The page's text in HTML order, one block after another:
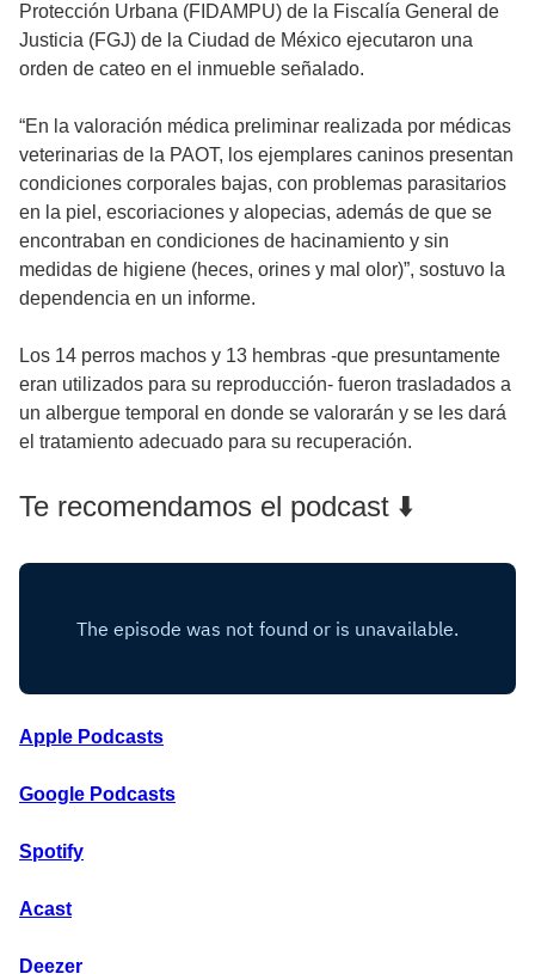
Protección Urbana (FIDAMPU) de la Fiscalía General de
Justicia (FGJ) de la Ciudad de México ejecutaron una
orden de cateo en el inmueble señalado.
“En la valoración médica preliminar realizada por médicas
veterinarias de la PAOT, los ejemplares caninos presentan
condiciones corporales bajas, con problemas parasitarios
en la piel, escoriaciones y alopecias, además de que se
encontraban en condiciones de hacinamiento y sin
medidas de higiene (heces, orines y mal olor)”, sostuvo la
dependencia en un informe.
Los 14 perros machos y 13 hembras -que presuntamente
eran utilizados para su reproducción- fueron trasladados a
un albergue temporal en donde se valorarán y se les dará
el tratamiento adecuado para su recuperación.
Te recomendamos el podcast ⬇️
Apple Podcasts
Google Podcasts
Spotify
Acast
Deezer